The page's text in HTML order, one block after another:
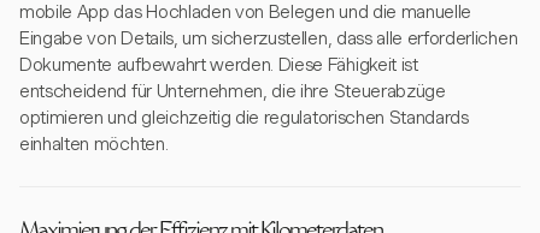
mobile App das Hochladen von Belegen und die manuelle
Eingabe von Details, um sicherzustellen, dass alle erforderlichen
Dokumente aufbewahrt werden. Diese Fähigkeit ist
entscheidend für Unternehmen, die ihre Steuerabzüge
optimieren und gleichzeitig die regulatorischen Standards
einhalten möchten.